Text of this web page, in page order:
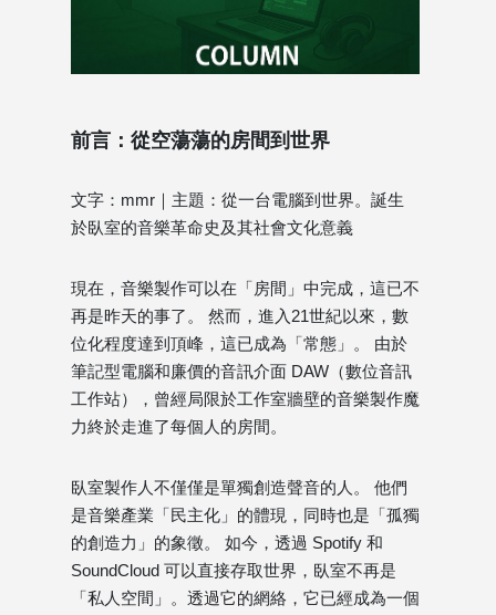
前言：從空蕩蕩的房間到世界
文字：mmr｜主題：從一台電腦到世界。誕生
於臥室的音樂革命史及其社會文化意義
現在，音樂製作可以在「房間」中完成，這已不
再是昨天的事了。 然而，進入21世紀以來，數
位化程度達到頂峰，這已成為「常態」。 由於
筆記型電腦和廉價的音訊介面 DAW（數位音訊
工作站），曾經局限於工作室牆壁的音樂製作魔
力終於走進了每個人的房間。
臥室製作人不僅僅是單獨創造聲音的人。 他們
是音樂產業「民主化」的體現，同時也是「孤獨
的創造力」的象徵。 如今，透過 Spotify 和
SoundCloud 可以直接存取世界，臥室不再是
「私人空間」。透過它的網絡，它已經成為一個